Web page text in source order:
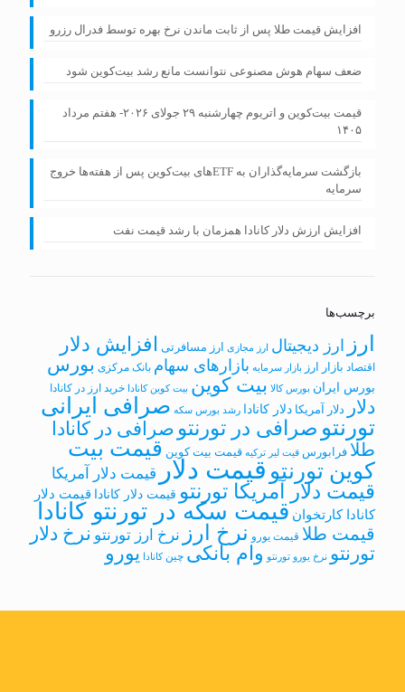
افزایش قیمت طلا پس از ثابت ماندن نرخ بهره توسط فدرال رزرو
ضعف سهام هوش مصنوعی نتوانست مانع رشد بیت‌کوین شود
قیمت بیت‌کوین و اتریوم چهارشنبه ۲۹ جولای ۲۰۲۶- هفتم مرداد
۱۴۰۵
بازگشت سرمایه‌گذاران به ETFهای بیت‌کوین پس از هفته‌ها خروج
سرمایه
افزایش ارزش دلار کانادا همزمان با رشد قیمت نفت
برچسب‌ها
ارز ارز دیجیتال ارز مجازی ارز مسافرتی افزایش دلار
اقتصاد بازار ارز بازار سرمایه بازارهای سهام بانک مرکزی بورس
بورس ایران بورس کالا بیت کوین بیت کوین کانادا خرید ارز در کانادا
دلار دلار آمریکا دلار کانادا رشد بورس سکه صرافی ایرانی
تورنتو صرافی در تورنتو صرافی در کانادا
طلا فرابورس قیت لیر ترکیه قیمت بیت کوین قیمت بیت
کوین تورنتو قیمت دلار قیمت دلار آمریکا
قیمت دلار آمریکا تورنتو قیمت دلار کانادا قیمت دلار
کانادا کارتخوان قیمت سکه در تورنتو کانادا
قیمت طلا قیمت یورو نرخ ارز نرخ ارز تورنتو نرخ دلار
تورنتو نرخ یورو تورنتو وام بانکی چین کانادا یورو